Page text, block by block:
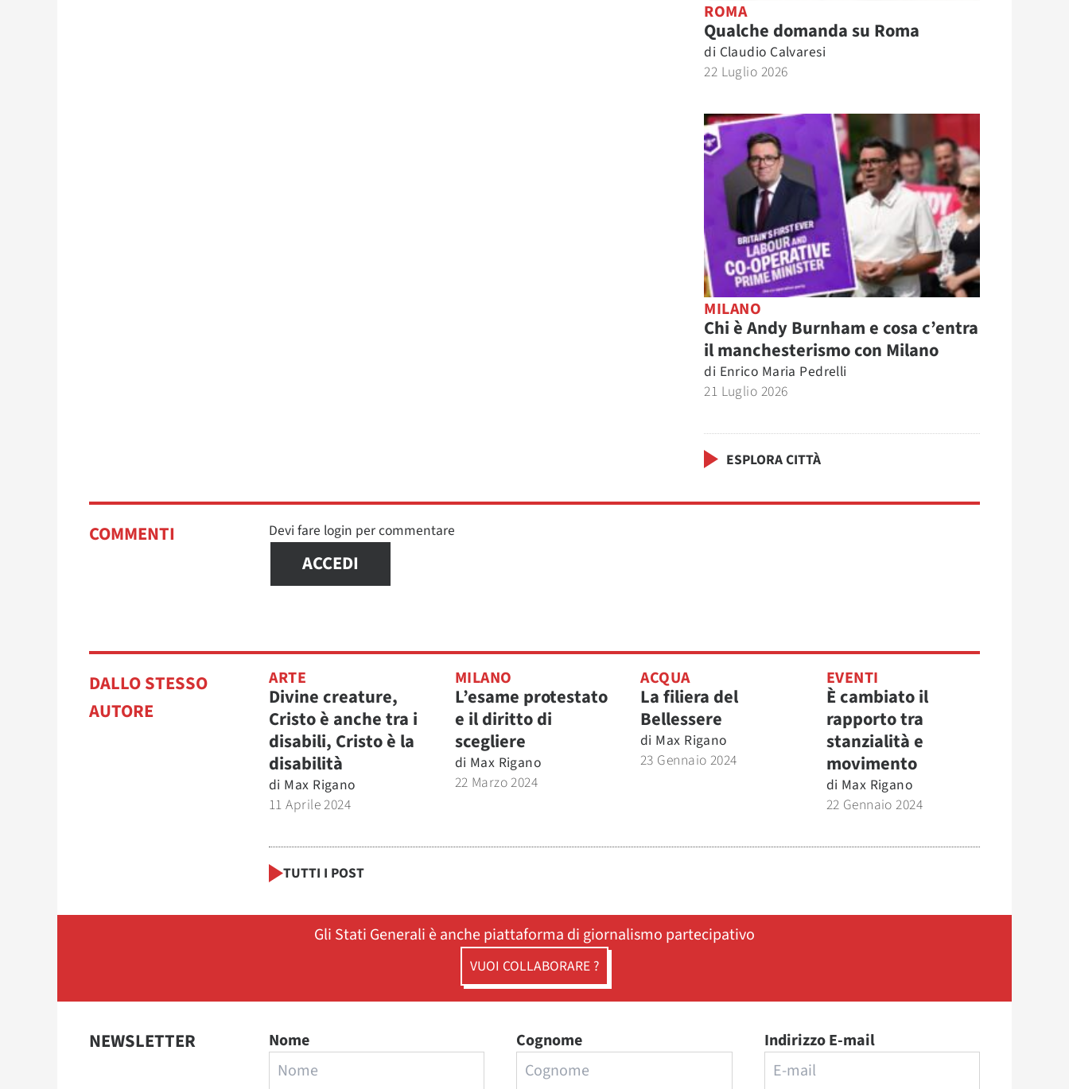
ROMA
Qualche domanda su Roma
di Claudio Calvaresi
22 Luglio 2026
MILANO
Chi è Andy Burnham e cosa c’entra
il manchesterismo con Milano
di Enrico Maria Pedrelli
21 Luglio 2026
ESPLORA CITTÀ
COMMENTI Devi fare login per commentare
ACCEDI
DALLO STESSO
AUTORE
ARTE
Divine creature,
Cristo è anche tra i
disabili, Cristo è la
disabilità
di Max Rigano
11 Aprile 2024
MILANO
L’esame protestato
e il diritto di
scegliere
di Max Rigano
22 Marzo 2024
ACQUA
La filiera del
Bellessere
di Max Rigano
23 Gennaio 2024
EVENTI
È cambiato il
rapporto tra
stanzialità e
movimento
di Max Rigano
22 Gennaio 2024
TUTTI I POST
Gli Stati Generali è anche piattaforma di giornalismo partecipativo
VUOI COLLABORARE ?
NEWSLETTER Nome Cognome Indirizzo E-mail